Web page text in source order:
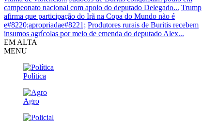
campeonato nacional com apoio do deputado Delegado... Trump
afirma que participação do Irã na Copa do Mundo não é
e#8220;apropriadae#8221; Produtores rurais de Buritis recebem
insumos agrícolas por meio de emenda do deputado Alex...
EM ALTA
MENU
Política
Agro